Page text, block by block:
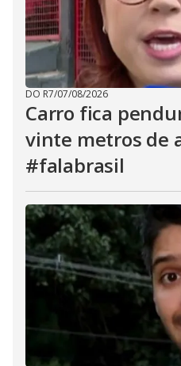
DO R7/07/08/2026
Carro fica
vinte metros de
#falabrasil